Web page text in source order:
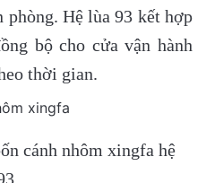
phòng. Hệ lùa 93 kết hợp
bộ cho cửa vận hành
thời gian.
cánh nhôm xingfa hệ